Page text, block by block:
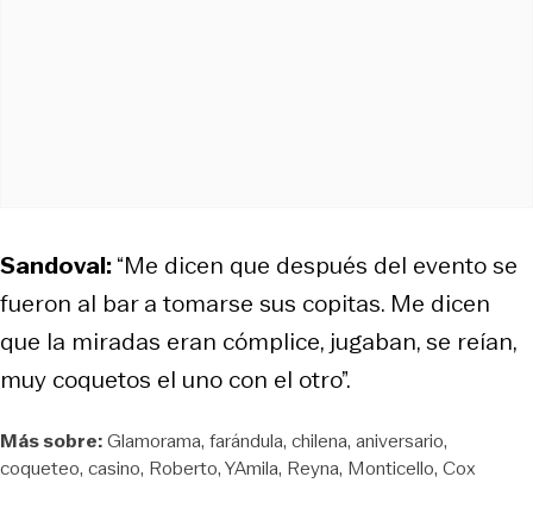
Sandoval:“Me dicen que después del evento se
fueron al bar a tomarse sus copitas. Me dicen
que la miradas eran cómplice, jugaban, se reían,
muy coquetos el uno con el otro”.
Más sobre:Glamorama farándula chilena aniversario
coqueteo casino Roberto YAmila Reyna Monticello Cox